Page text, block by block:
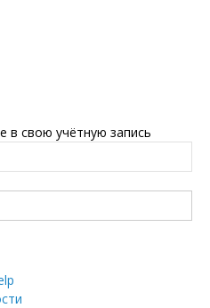
в свою учётную запись